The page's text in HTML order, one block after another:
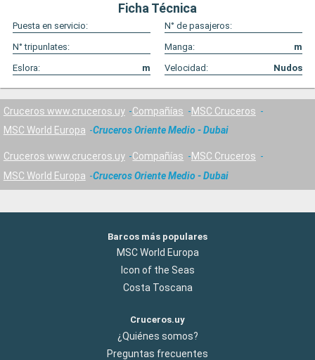
Ficha Técnica
Puesta en servicio:
N° de pasajeros:
N° tripunlates:
Manga:
m
Eslora:
m Velocidad: Nudos
Cruceros www.cruceros.uy Compañías
MSC Cruceros
MSC World Europa
Cruceros Oriente Medio - Dubai
Cruceros www.cruceros.uy Compañías
MSC Cruceros
MSC World Europa
Cruceros Oriente Medio - Dubai
Barcos más populares
MSC World Europa
Icon of the Seas
Costa Toscana
Cruceros.uy
¿Quiénes somos?
Preguntas frecuentes